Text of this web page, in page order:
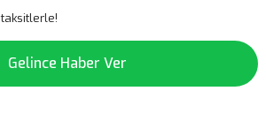
Gelince Haber Ver